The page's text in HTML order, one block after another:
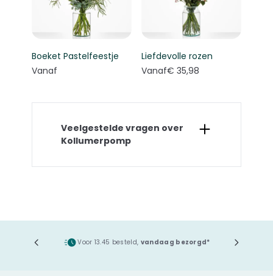
Boeket Pastelfeestje
Vanaf
Liefdevolle rozen
Vanaf€ 35,98
Veelgestelde vragen over
Kollumerpomp
Voor 13.45 besteld, vandaag bezorgd*